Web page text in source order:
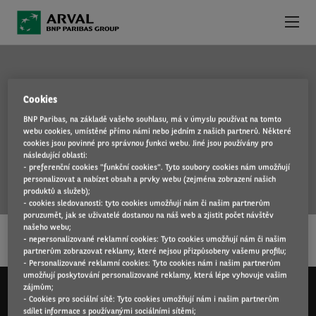
TAIGO
…
PROČ SI VYBRAT ARVAL
SLUŽBY K LEASINGU
KONTAKT
NOVINKY
Cookies
BNP Paribas, na základě vašeho souhlasu, má v úmyslu používat na tomto
webu cookies, umístěné přímo námi nebo jedním z našich partnerů. Některé
cookies jsou povinné pro správnou funkci webu. Jiné jsou používány pro
následující oblasti:
- preferenční cookies "funkční cookies". Tyto soubory cookies nám umožňují
personalizovat a nabízet obsah a prvky webu (zejména zobrazení našich
produktů a služeb);
- cookies sledovanosti: tyto cookies umožňují nám či našim partnerům
poruzumět, jak se uživatelé dostanou na náš web a zjistit počet návštěv
našeho webu;
- nepersonalizované reklamní cookies: Tyto cookies umožňují nám či našim
partnerům zobrazovat reklamy, které nejsou přizpůsobeny vašemu profilu;
- Personalizované reklamní cookies: Tyto cookies nám i našim partnerům
umožňují poskytování personalizované reklamy, která lépe vyhovuje vašim
zájmům;
- Cookies pro sociální sítě: Tyto cookies umožňují nám i našim partnerům
sdílet informace s používanými sociálními sítěmi;